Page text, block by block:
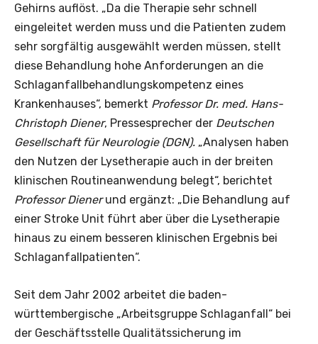
Gehirns auflöst. „Da die Therapie sehr schnell
eingeleitet werden muss und die Patienten zudem
sehr sorgfältig ausgewählt werden müssen, stellt
diese Behandlung hohe Anforderungen an die
Schlaganfallbehandlungskompetenz eines
Krankenhauses“, bemerkt Professor Dr. med. Hans-
Christoph Diener, Pressesprecher der Deutschen
Gesellschaft für Neurologie (DGN). „Analysen haben
den Nutzen der Lysetherapie auch in der breiten
klinischen Routineanwendung belegt“, berichtet
Professor Dienerund ergänzt: „Die Behandlung auf
einer Stroke Unit führt aber über die Lysetherapie
hinaus zu einem besseren klinischen Ergebnis bei
Schlaganfallpatienten“.
Seit dem Jahr 2002 arbeitet die baden-
württembergische „Arbeitsgruppe Schlaganfall“ bei
der Geschäftsstelle Qualitätssicherung im